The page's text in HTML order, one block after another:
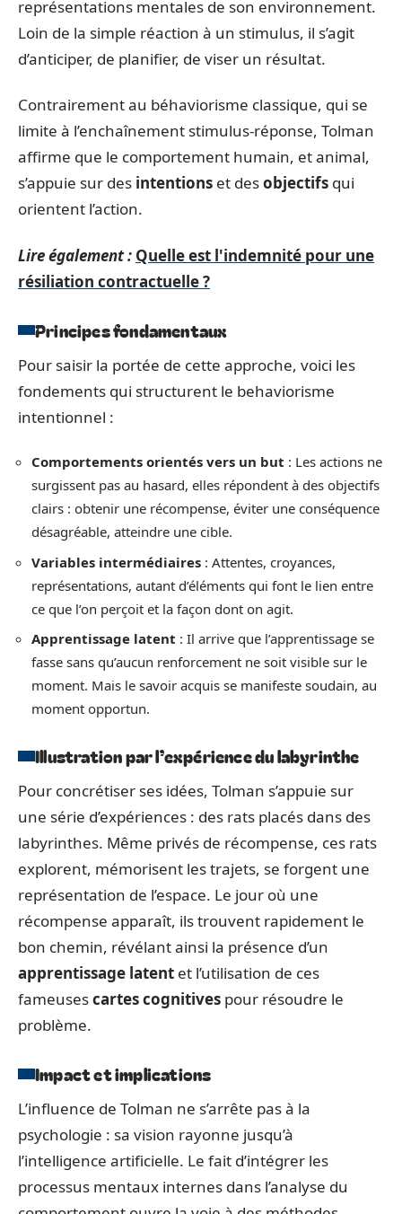
représentations mentales de son environnement.
Loin de la simple réaction à un stimulus, il s’agit
d’anticiper, de planifier, de viser un résultat.
Contrairement au béhaviorisme classique, qui se
limite à l’enchaînement stimulus-réponse, Tolman
affirme que le comportement humain, et animal,
s’appuie sur des intentions et desobjectifs qui
orientent l’action.
Lire également : Quelle est l'indemnité pour une
résiliation contractuelle ?
Principes fondamentaux
Pour saisir la portée de cette approche, voici les
fondements qui structurent le behaviorisme
intentionnel :
Comportements orientés vers un but : Les actions ne
surgissent pas au hasard, elles répondent à des objectifs
clairs : obtenir une récompense, éviter une conséquence
désagréable, atteindre une cible.
Variables intermédiaires : Attentes, croyances,
représentations, autant d’éléments qui font le lien entre
ce que l’on perçoit et la façon dont on agit.
Apprentissage latent : Il arrive que l’apprentissage se
fasse sans qu’aucun renforcement ne soit visible sur le
moment. Mais le savoir acquis se manifeste soudain, au
moment opportun.
Illustration par l’expérience du labyrinthe
Pour concrétiser ses idées, Tolman s’appuie sur
une série d’expériences : des rats placés dans des
labyrinthes. Même privés de récompense, ces rats
explorent, mémorisent les trajets, se forgent une
représentation de l’espace. Le jour où une
récompense apparaît, ils trouvent rapidement le
bon chemin, révélant ainsi la présence d’un
apprentissage latent et l’utilisation de ces
fameusescartes cognitives pour résoudre le
problème.
Impact et implications
L’influence de Tolman ne s’arrête pas à la
psychologie : sa vision rayonne jusqu’à
l’intelligence artificielle. Le fait d’intégrer les
processus mentaux internes dans l’analyse du